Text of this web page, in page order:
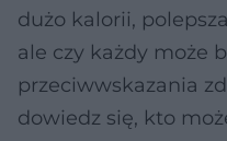
dużo kalorii,
ale czy każdy może
przeciwwskazania
dowiedz się, kto